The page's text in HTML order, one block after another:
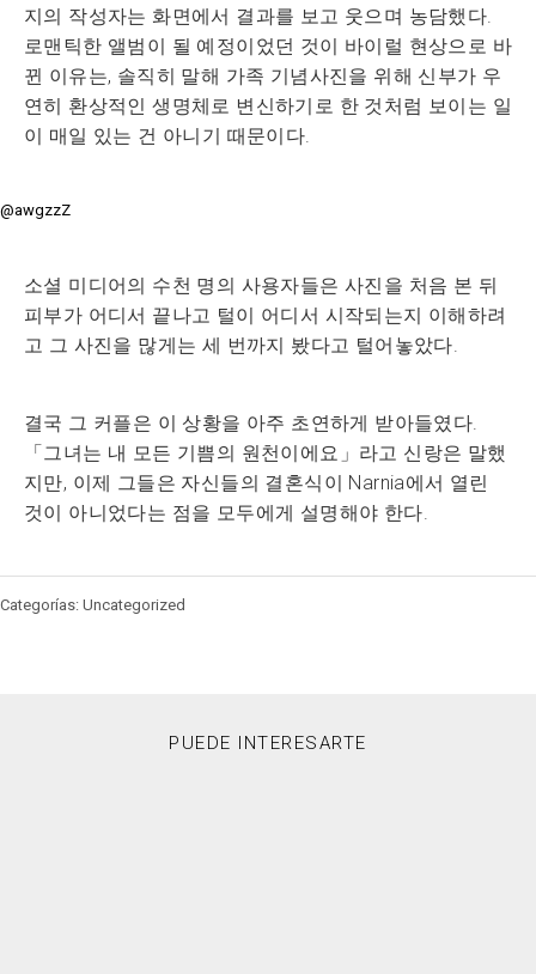
지의 작성자는 화면에서 결과를 보고 웃으며 농담했다.
로맨틱한 앨범이 될 예정이었던 것이 바이럴 현상으로 바
뀐 이유는, 솔직히 말해 가족 기념사진을 위해 신부가 우
연히 환상적인 생명체로 변신하기로 한 것처럼 보이는 일
이 매일 있는 건 아니기 때문이다.
@awgzzZ
소셜 미디어의 수천 명의 사용자들은 사진을 처음 본 뒤
피부가 어디서 끝나고 털이 어디서 시작되는지 이해하려
고 그 사진을 많게는 세 번까지 봤다고 털어놓았다.
결국 그 커플은 이 상황을 아주 초연하게 받아들였다.
「그녀는 내 모든 기쁨의 원천이에요」라고 신랑은 말했
지만, 이제 그들은 자신들의 결혼식이 Narnia에서 열린
것이 아니었다는 점을 모두에게 설명해야 한다.
Categorías: Uncategorized
PUEDE INTERESARTE